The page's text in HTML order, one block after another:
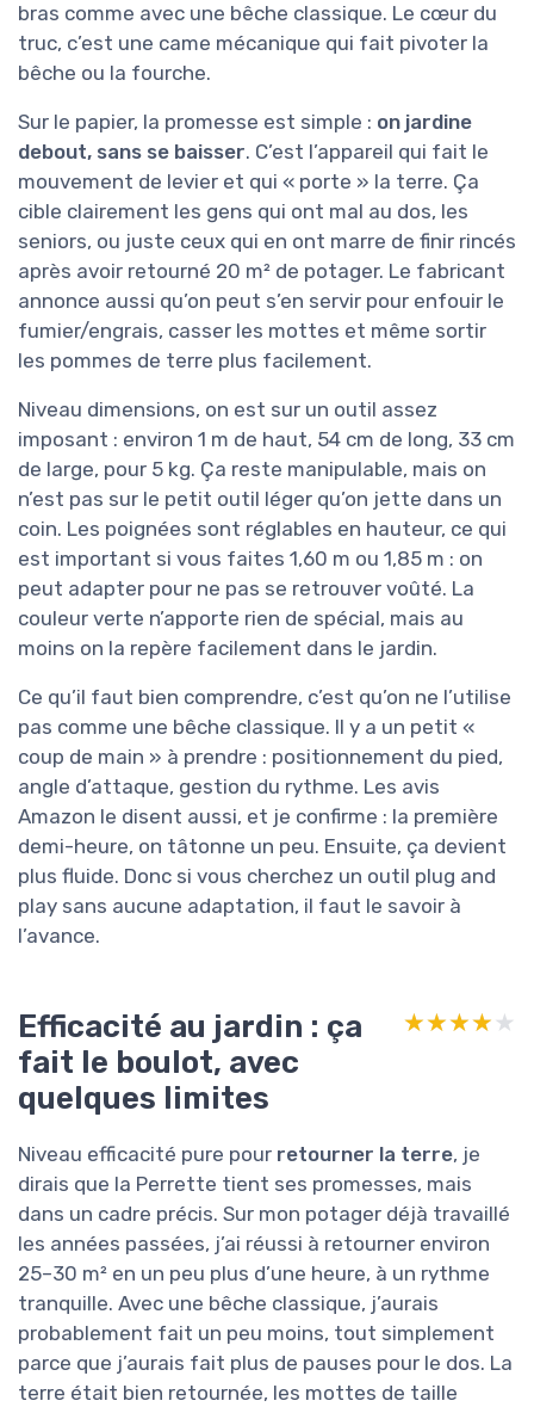
bras comme avec une bêche classique. Le cœur du
truc, c’est une came mécanique qui fait pivoter la
bêche ou la fourche.
Sur le papier, la promesse est simple : on jardine
debout, sans se baisser. C’est l’appareil qui fait le
mouvement de levier et qui « porte » la terre. Ça
cible clairement les gens qui ont mal au dos, les
seniors, ou juste ceux qui en ont marre de finir rincés
après avoir retourné 20 m² de potager. Le fabricant
annonce aussi qu’on peut s’en servir pour enfouir le
fumier/engrais, casser les mottes et même sortir
les pommes de terre plus facilement.
Niveau dimensions, on est sur un outil assez
imposant : environ 1 m de haut, 54 cm de long, 33 cm
de large, pour 5 kg. Ça reste manipulable, mais on
n’est pas sur le petit outil léger qu’on jette dans un
coin. Les poignées sont réglables en hauteur, ce qui
est important si vous faites 1,60 m ou 1,85 m : on
peut adapter pour ne pas se retrouver voûté. La
couleur verte n’apporte rien de spécial, mais au
moins on la repère facilement dans le jardin.
Ce qu’il faut bien comprendre, c’est qu’on ne l’utilise
pas comme une bêche classique. Il y a un petit «
coup de main » à prendre : positionnement du pied,
angle d’attaque, gestion du rythme. Les avis
Amazon le disent aussi, et je confirme : la première
demi-heure, on tâtonne un peu. Ensuite, ça devient
plus fluide. Donc si vous cherchez un outil plug and
play sans aucune adaptation, il faut le savoir à
l’avance.
Efficacité au jardin : ça
fait le boulot, avec
quelques limites
★★★★★
★★★★★
Niveau efficacité pure pour retourner la terre, je
dirais que la Perrette tient ses promesses, mais
dans un cadre précis. Sur mon potager déjà travaillé
les années passées, j’ai réussi à retourner environ
25–30 m² en un peu plus d’une heure, à un rythme
tranquille. Avec une bêche classique, j’aurais
probablement fait un peu moins, tout simplement
parce que j’aurais fait plus de pauses pour le dos. La
terre était bien retournée, les mottes de taille